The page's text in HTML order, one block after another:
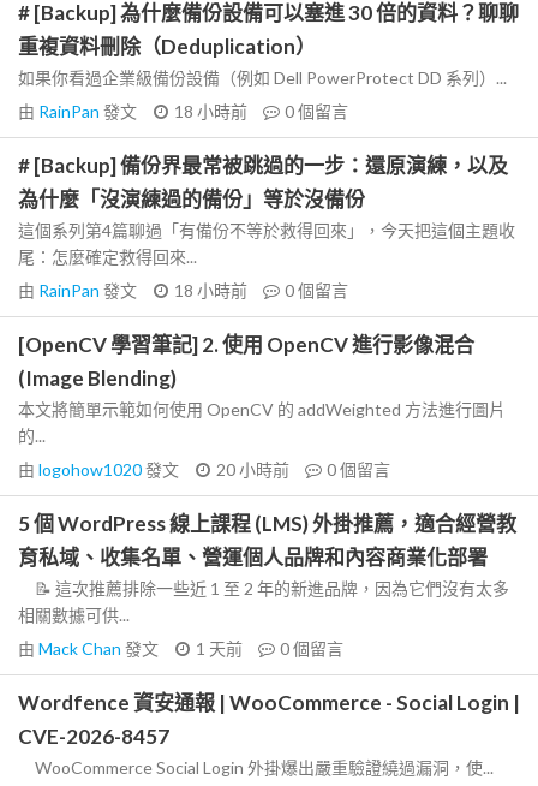
# [Backup] 為什麼備份設備可以塞進 30 倍的資料？聊聊
重複資料刪除（Deduplication）
如果你看過企業級備份設備（例如 Dell PowerProtect DD 系列）...
由 RainPan 發文 18 小時前 0個留言
# [Backup] 備份界最常被跳過的一步：還原演練，以及
為什麼「沒演練過的備份」等於沒備份
這個系列第4篇聊過「有備份不等於救得回來」，今天把這個主題收
尾：怎麼確定救得回來...
由 RainPan 發文 18 小時前 0個留言
[OpenCV 學習筆記] 2. 使用 OpenCV 進行影像混合
(Image Blending)
本文將簡單示範如何使用 OpenCV 的 addWeighted 方法進行圖片
的...
由 logohow1020發文 20 小時前 0個留言
5 個 WordPress 線上課程 (LMS) 外掛推薦，適合經營教
育私域、收集名單、營運個人品牌和內容商業化部署
📝 這次推薦排除一些近 1 至 2 年的新進品牌，因為它們沒有太多
相關數據可供...
由 Mack Chan 發文 1 天前 0個留言
Wordfence 資安通報 | WooCommerce - Social Login |
CVE-2026-8457
WooCommerce Social Login 外掛爆出嚴重驗證繞過漏洞，使...